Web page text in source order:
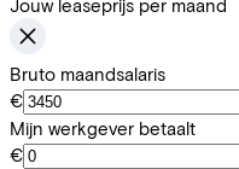
Jouw leaseprijs per maand
Bruto maandsalaris
€
Mijn werkgever betaalt
€